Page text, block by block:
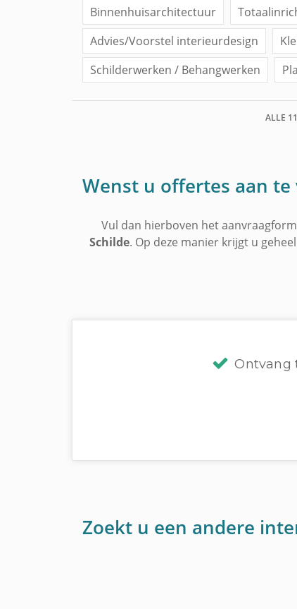
Binnenhuisarchitectuur
Advies/Voorstel interieurdesign
Schilderwerken / Behangwerken
ALLE
Wenst u offertes aan
Vul dan hierboven het
Schilde. Op deze manier krijgt u
Ontvang
Zoekt u een andere